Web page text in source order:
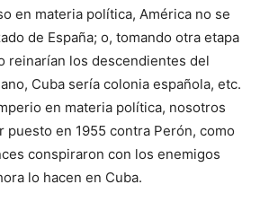
en materia política, América no se
de España; o, tomando otra etapa
reinarían los descendientes del
Cuba sería colonia española, etc.
en materia política, nosotros
puesto en 1955 contra Perón, como
conspiraron con los enemigos
lo hacen en Cuba.